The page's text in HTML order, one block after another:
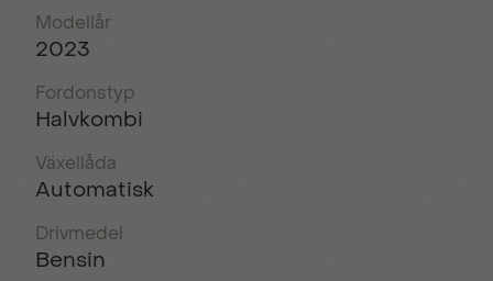
Modellår
2023
Fordonstyp
Halvkombi
Växellåda
Automatisk
Drivmedel
Bensin